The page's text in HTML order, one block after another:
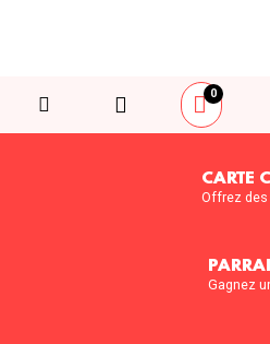
0
CARTE
Offrez
Gagnez